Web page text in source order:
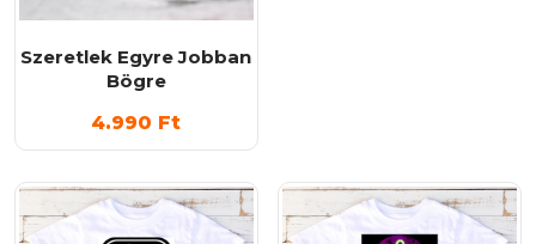
Szeretlek Egyre Jobban
Bögre
4.990 Ft